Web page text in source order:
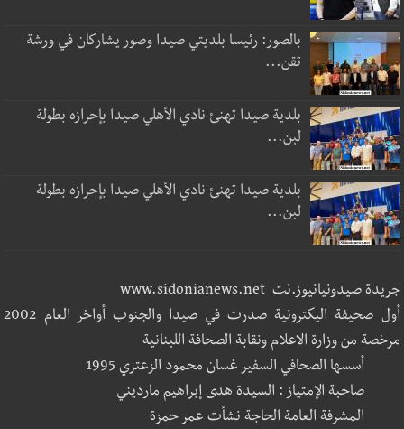
بالصور: رئيسا بلديتي صيدا وصور يشاركان في ورشة
تقن...
بلدية صيدا تهنئ نادي الأهلي صيدا بإحرازه بطولة
لبن...
بلدية صيدا تهنئ نادي الأهلي صيدا بإحرازه بطولة
لبن...
جريدة صيدونيانيوز.نت www.sidonianews.net
أول صحيفة اليكترونية صدرت في صيدا والجنوب أواخر العام 2002
مرخصة من وزارة الاعلام ونقابة الصحافة اللبنانية
أسسها الصحافي السفير غسان محمود الزعتري 1995
صاحبة الإمتياز : السيدة هدى إبراهيم مارديني
المشرفة العامة الحاجة نشأت عمر حمزة